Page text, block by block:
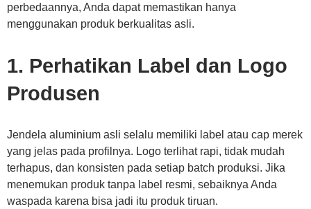
perbedaannya, Anda dapat memastikan hanya
menggunakan produk berkualitas asli.
1. Perhatikan Label dan Logo
Produsen
Jendela aluminium asli selalu memiliki label atau cap merek
yang jelas pada profilnya. Logo terlihat rapi, tidak mudah
terhapus, dan konsisten pada setiap batch produksi. Jika
menemukan produk tanpa label resmi, sebaiknya Anda
waspada karena bisa jadi itu produk tiruan.